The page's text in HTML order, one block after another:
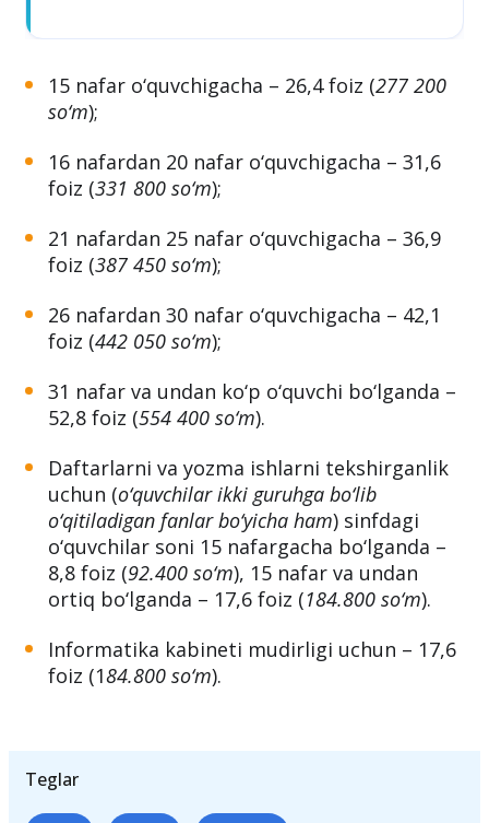
15 nafar o‘quvchigacha – 26,4 foiz (277 200
so‘m );
16 nafardan 20 nafar o‘quvchigacha – 31,6
foiz (331 800 so‘m);
21 nafardan 25 nafar o‘quvchigacha – 36,9
foiz (387 450 so‘m);
26 nafardan 30 nafar o‘quvchigacha – 42,1
foiz (442 050 so‘m );
31 nafar va undan ko‘p o‘quvchi bo‘lganda –
52,8 foiz (554 400 so‘m).
Daftarlarni va yozma ishlarni tekshirganlik
uchun ( o‘quvchilar ikki guruhga bo‘lib
o‘qitiladigan fanlar bo‘yicha ham) sinfdagi
8,8 foiz (92.400 so‘m), 15 nafar va undan
ortiq bo‘lganda – 17,6 foiz (